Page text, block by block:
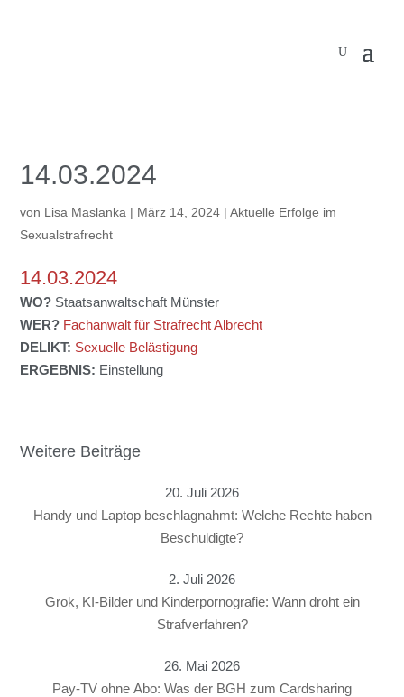
14.03.2024
von Lisa Maslanka | März 14, 2024 |Aktuelle Erfolge im
Sexualstrafrecht
14.03.2024
WO? Staatsanwaltschaft Münster
WER? Fachanwalt für Strafrecht Albrecht
DELIKT: Sexuelle Belästigung
ERGEBNIS: Einstellung
Weitere Beiträge
20. Juli 2026
Handy und Laptop beschlagnahmt: Welche Rechte haben
Beschuldigte?
2. Juli 2026
Grok, KI-Bilder und Kinderpornografie: Wann droht ein
Strafverfahren?
26. Mai 2026
Pay-TV ohne Abo: Was der BGH zum Cardsharing